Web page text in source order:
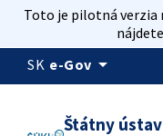
Toto je pilotná verzia
SK e-Gov arrow_drop_down
Štátny